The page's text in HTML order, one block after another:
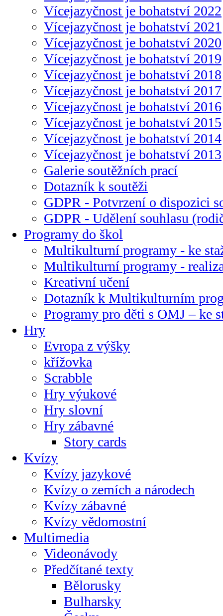
Vícejazyčnost je bohatství 2022
Vícejazyčnost je bohatství 2021
Vícejazyčnost je bohatství 2020
Vícejazyčnost je bohatství 2019
Vícejazyčnost je bohatství 2018
Vícejazyčnost je bohatství 2017
Vícejazyčnost je bohatství 2016
Vícejazyčnost je bohatství 2015
Vícejazyčnost je bohatství 2014
Vícejazyčnost je bohatství 2013
Galerie soutěžních prací
Dotazník k soutěži
GDPR - Potvrzení o dispozici
GDPR - Udělení souhlasu
Programy do škol
Multikulturní programy - ke
Multikulturní programy -
Kreativní učení
Dotazník k Multikulturním
Programy pro děti s OMJ – ke
Hry
Evropa z výšky
křížovka
Scrabble
Hry výukové
Hry slovní
Hry zábavné
Story cards
Kvízy
Kvízy jazykové
Kvízy o zemích a národech
Kvízy zábavné
Kvízy vědomostní
Multimedia
Videonávody
Předčítané texty
Bělorusky
Bulharsky